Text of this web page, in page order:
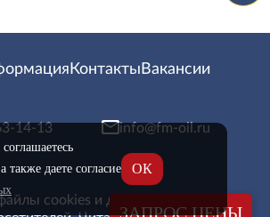
ЗАПРОС ЦЕНЫ
даете согласие
ОК
Контакты Вакансии
14-13 info@fm-oil.ru
cookies и другие сервисы